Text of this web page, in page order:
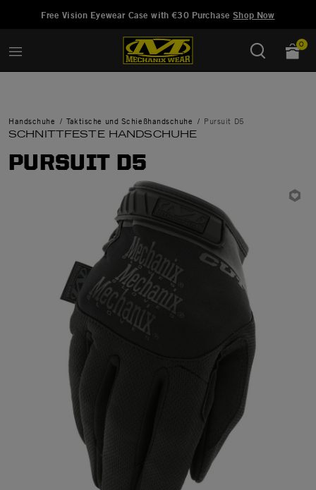
Free Vision Eyewear Case with €30 PurchaseShop Now
0
Handschuhe Taktische und Schießhandschuhe Pursuit D5
SCHNITTFESTE HANDSCHUHE
PURSUIT D5
Hinzugefügt zu Wunschliste verwalten